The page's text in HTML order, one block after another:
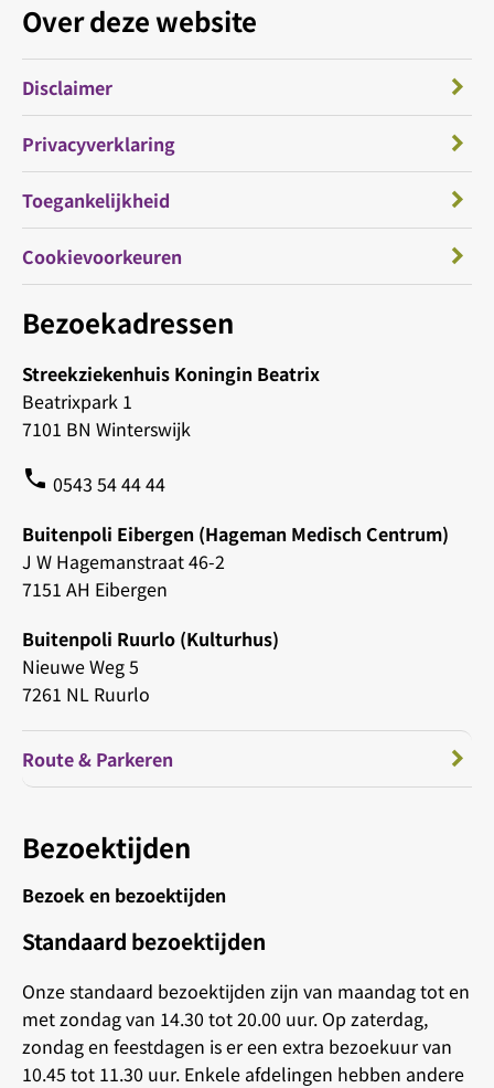
Bezoekadressen
Streekziekenhuis Koningin Beatrix
Beatrixpark 1
7101 BN Winterswijk
phone 0543 54 44 44
Buitenpoli Eibergen (Hageman Medisch Centrum)
J W Hagemanstraat 46-2
7151 AH Eibergen
Buitenpoli Ruurlo (Kulturhus)
Nieuwe Weg 5
7261 NL Ruurlo
Route & Parkeren
Bezoektijden
Bezoek en bezoektijden
Standaard bezoektijden
Onze standaard bezoektijden zijn van maandag tot en
met zondag van 14.30 tot 20.00 uur. Op zaterdag,
zondag en feestdagen is er een extra bezoekuur van
10.45 tot 11.30 uur. Enkele afdelingen hebben andere
Over deze website
Disclaimer
Privacyverklaring
Toegankelijkheid
Cookievoorkeuren